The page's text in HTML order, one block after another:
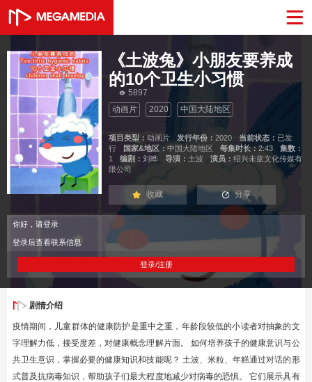
《土波兔》小朋友要养成
的10个卫生小习惯
5897
动画片
2020 中国大陆地区
项目类型： 动画片 发行年份： 2020 当前状态： 已发
行
国家&地区： 中国大陆地区 每集时长： 2:43
集数：
1
编剧： 刘晔 导演： 土波 演员： 绍兴未蓝文化传媒有
限公司
收藏 分享
你好，请登录
登录后查看联系信息
登录/注册
剧情介绍
疫情期间，儿童群体的健康防护是重中之重，年龄段较低的小读者对抽象的文
字理解力低，接受度差，对健康概念理解片面。 如何培养孩子的健康意识与公
共卫生意识，掌握必要的健康知识和技能呢？ 土波、米粒、年糕通过对话的形
式普及抗病毒知识，帮助孩子们最大程度地减少对病毒的恐惧。 它们展示具有